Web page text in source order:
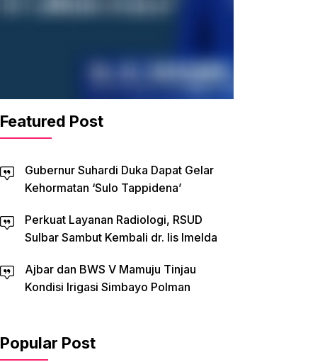
Featured Post
Gubernur Suhardi Duka Dapat Gelar
Kehormatan ‘Sulo Tappidena’
Perkuat Layanan Radiologi, RSUD
Sulbar Sambut Kembali dr. Iis Imelda
Ajbar dan BWS V Mamuju Tinjau
Kondisi Irigasi Simbayo Polman
Popular Post